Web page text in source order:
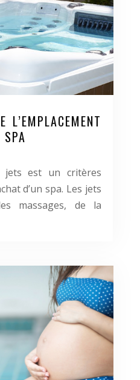
L’EMPLACEMENT
SPA
jets est un critères
d’un spa. Les jets
massages, de la